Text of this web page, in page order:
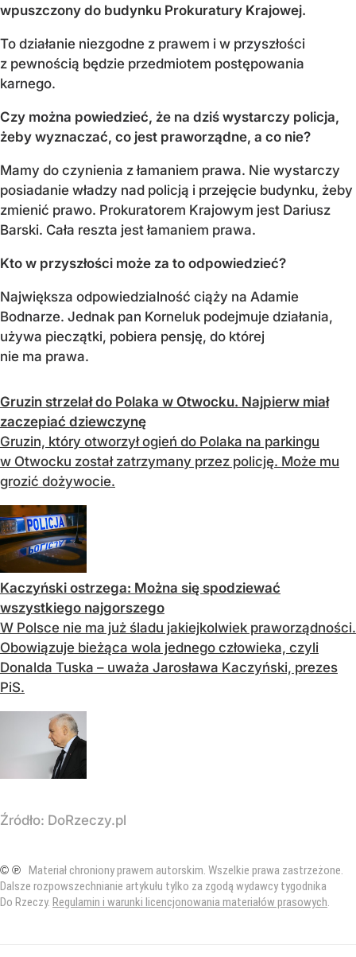
wpuszczony do budynku Prokuratury Krajowej.
To działanie niezgodne z prawem i w przyszłości
z pewnością będzie przedmiotem postępowania
karnego.
Czy można powiedzieć, że na dziś wystarczy policja,
żeby wyznaczać, co jest praworządne, a co nie?
Mamy do czynienia z łamaniem prawa. Nie wystarczy
posiadanie władzy nad policją i przejęcie budynku, żeby
zmienić prawo. Prokuratorem Krajowym jest Dariusz
Barski. Cała reszta jest łamaniem prawa.
Kto w przyszłości może za to odpowiedzieć?
Największa odpowiedzialność ciąży na Adamie
Bodnarze. Jednak pan Korneluk podejmuje działania,
używa pieczątki, pobiera pensję, do której
nie ma prawa.
Gruzin strzelał do Polaka w Otwocku. Najpierw miał
zaczepiać dziewczynę
Gruzin, który otworzył ogień do Polaka na parkingu
w Otwocku został zatrzymany przez policję. Może mu
grozić dożywocie.
Kaczyński ostrzega: Można się spodziewać
wszystkiego najgorszego
W Polsce nie ma już śladu jakiejkolwiek praworządności.
Obowiązuje bieżąca wola jednego człowieka, czyli
Donalda Tuska – uważa Jarosława Kaczyński, prezes
PiS.
Źródło: DoRzeczy.pl
© ℗ Materiał chroniony prawem autorskim. Wszelkie prawa zastrzeżone.
Dalsze rozpowszechnianie artykułu tylko za zgodą wydawcy tygodnika
Do Rzeczy. Regulamin i warunki licencjonowania materiałów prasowych.